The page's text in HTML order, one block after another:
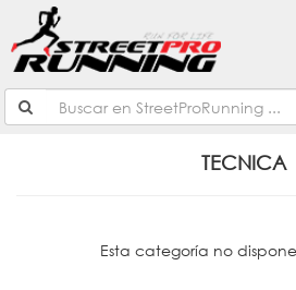
TECNICA
Esta categoría no